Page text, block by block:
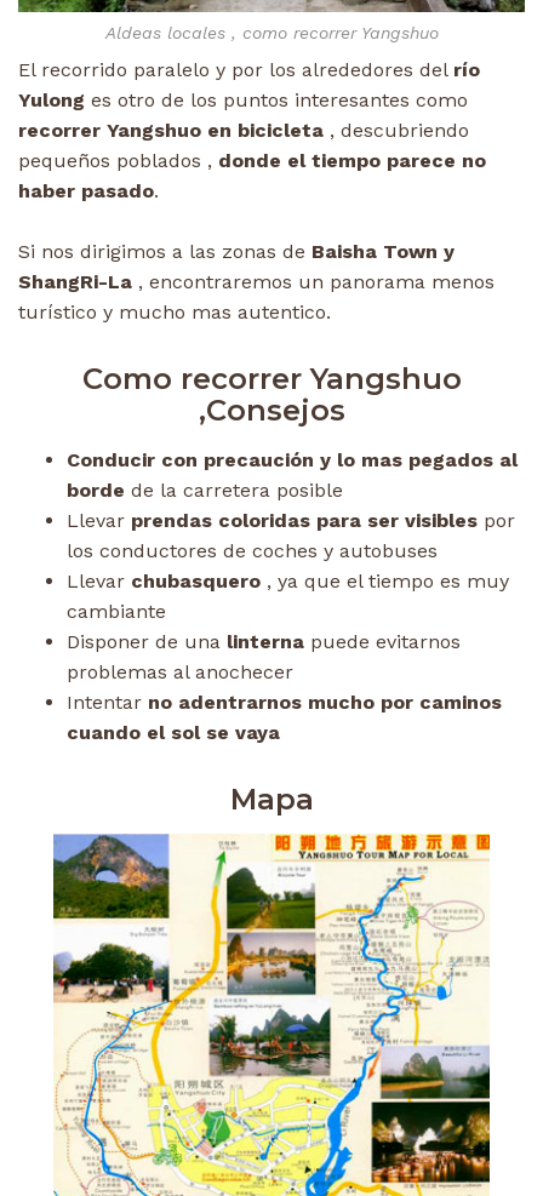
Aldeas locales , como recorrer Yangshuo
El recorrido paralelo y por los alrededores del río
Yulong es otro de los puntos interesantes como
recorrer Yangshuo en bicicleta , descubriendo
pequeños poblados , donde el tiempo parece no
haber pasado.
Si nos dirigimos a las zonas de Baisha Town y
ShangRi-La , encontraremos un panorama menos
turístico y mucho mas autentico.
Como recorrer Yangshuo
,Consejos
Conducir con precaución y lo mas pegados al
borde de la carretera posible
Llevar prendas coloridas para ser visibles por
los conductores de coches y autobuses
Llevar chubasquero , ya que el tiempo es muy
cambiante
Disponer de una linterna puede evitarnos
problemas al anochecer
Intentar no adentrarnos mucho por caminos
cuando el sol se vaya
Mapa